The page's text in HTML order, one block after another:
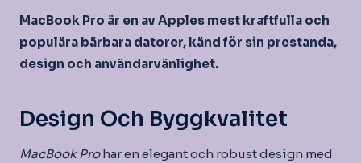
MacBook Pro är en av Apples mest kraftfulla och
populära bärbara datorer, känd för sin prestanda,
design och användarvänlighet.
Design Och Byggkvalitet
MacBook Prohar en elegant och robust design med